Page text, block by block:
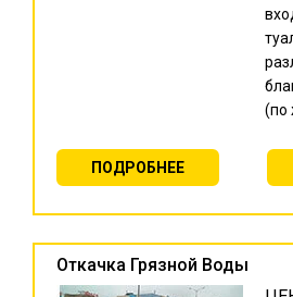
(по
ПОДРОБНЕЕ
Откачка Грязной Воды